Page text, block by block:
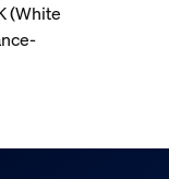
(White